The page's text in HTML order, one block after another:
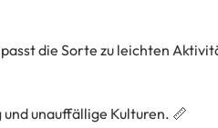
die Sorte zu leichten
unauffällige Kulturen. 📏